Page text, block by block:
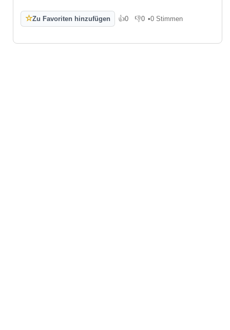
☆Zu Favoriten hinzufügen 👍0
Gefällt mir
👎0
Gefällt mir nicht
•0 Stimmen